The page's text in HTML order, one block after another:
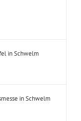
in Schwelm
in Schwelm